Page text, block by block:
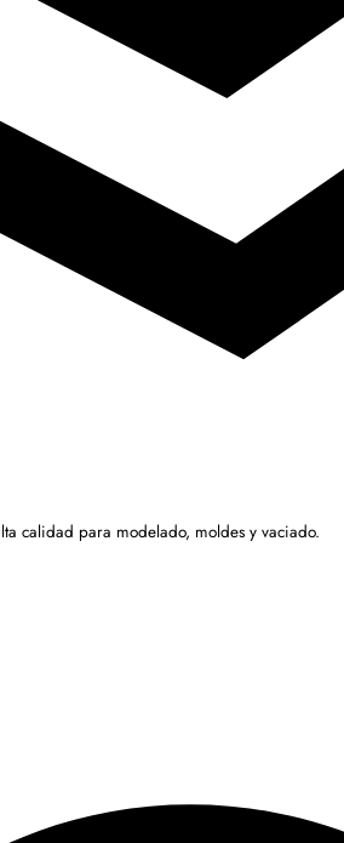
calidad para modelado, moldes y vaciado.